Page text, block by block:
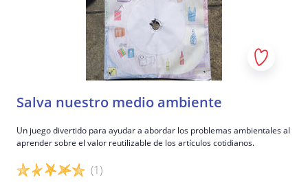
Salva nuestro medio ambiente
Un juego divertido para ayudar a abordar los problemas ambientales al
aprender sobre el valor reutilizable de los artículos cotidianos.
(1)